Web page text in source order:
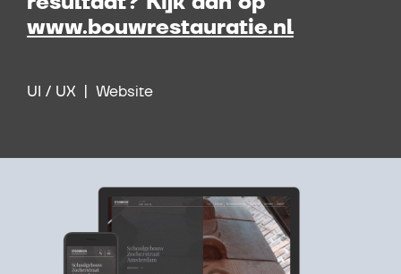
www.bouwrestauratie.nl
UI / UX Website